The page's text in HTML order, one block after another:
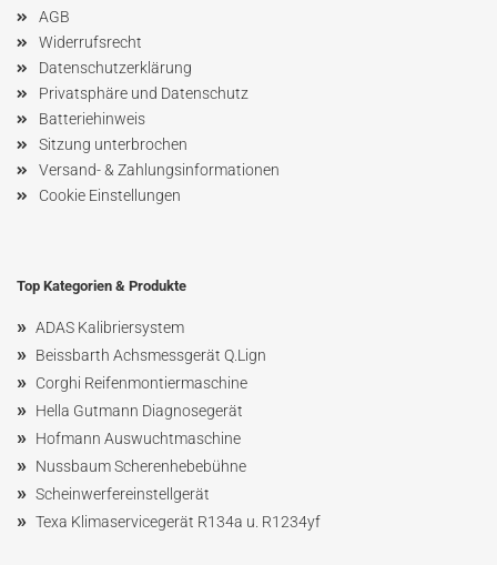
AGB
Widerrufsrecht
Datenschutzerklärung
Privatsphäre und Datenschutz
Batteriehinweis
Sitzung unterbrochen
Versand- & Zahlungsinformationen
Cookie Einstellungen
Top Kategorien & Produkte
» ADAS Kalibriersystem
» Beissbarth Achsmessgerät Q.Lign
» Corghi Reifenmontiermaschine
» Hella Gutmann Diagnosegerät
» Hofmann Auswuchtmaschine
» NussbaumScherenhebebühne
» Scheinwerfereinstellgerät
» Texa Klimaservicegerät R134a u. R1234yf